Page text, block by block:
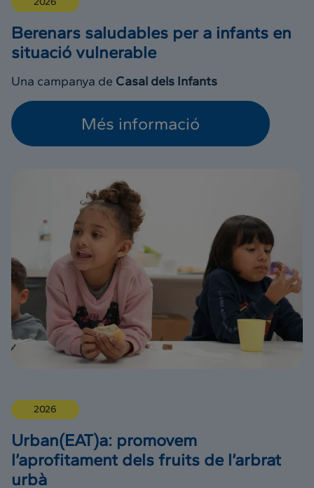
Berenars saludables per a infants en
situació vulnerable
Una campanya de Casal dels Infants
Més informació
2026
Urban(EAT)a: promovem
l’aprofitament dels fruits de l’arbrat
urbà